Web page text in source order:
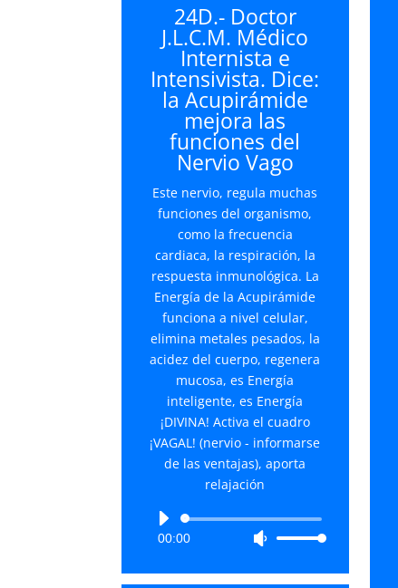
flecha
arriba/abajo
para
aumentar
o
disminuir
el
volumen.
24D.- Doctor
J.L.C.M. Médico
Internista e
Intensivista. Dice:
la Acupirámide
mejora las
funciones del
Nervio Vago
Este nervio, regula muchas
funciones del organismo,
como la frecuencia
cardiaca, la respiración, la
respuesta inmunológica. La
Energía de la Acupirámide
funciona a nivel celular,
elimina metales pesados, la
acidez del cuerpo, regenera
mucosa, es Energía
inteligente, es Energía
¡DIVINA! Activa el cuadro
¡VAGAL! (nervio - informarse
de las ventajas), aporta
relajación
Reproductor
00:00
Utiliza